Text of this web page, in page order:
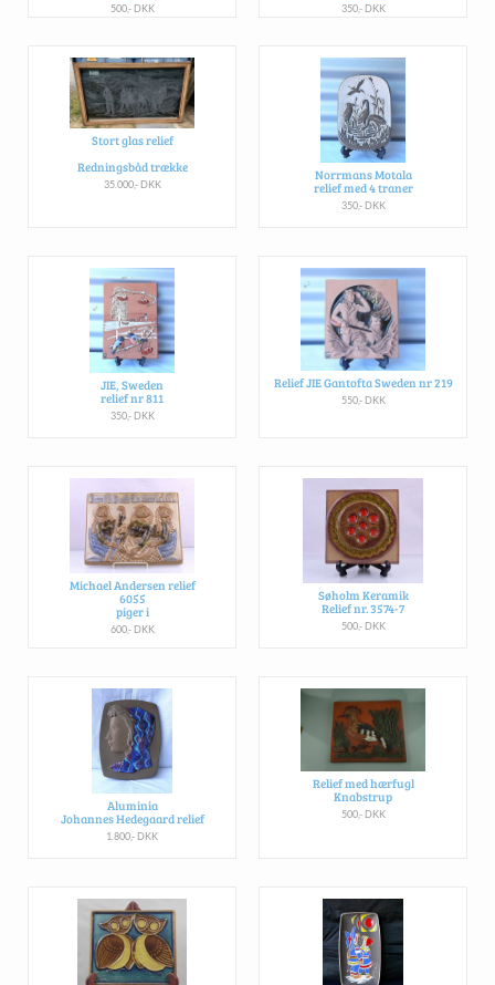
500,- DKK 350,- DKK
Stort glas relief
Redningsbåd trække
35.000,- DKK
Norrmans Motala
relief med 4 traner
350,- DKK
JIE, Sweden
relief nr 811
350,- DKK
Relief JIE Gantofta Sweden nr 219
550,- DKK
Michael Andersen relief
6055
piger i
600,- DKK
Søholm Keramik
Relief nr. 3574-7
500,- DKK
Aluminia
Johannes Hedegaard relief
1.800,- DKK
Relief med hærfugl
Knabstrup
500,- DKK